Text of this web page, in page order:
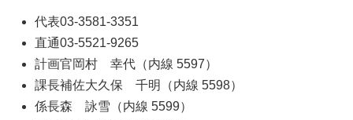
代表03-3581-3351
直通03-5521-9265
計画官岡村 幸代（内線 5597）
課長補佐大久保 千明（内線 5598）
係長森 詠雪（内線 5599）